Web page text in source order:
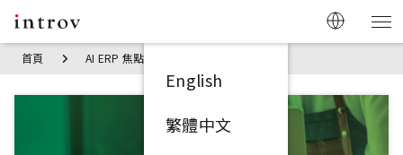
English
繁體中文
首頁 AI ERP 焦點見解